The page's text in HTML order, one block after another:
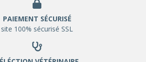
PAIEMENT SÉCURISÉ
site 100% sécurisé SSL